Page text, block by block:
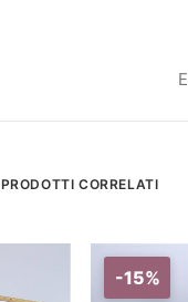
PRODOTTI CORRELATI
-15%